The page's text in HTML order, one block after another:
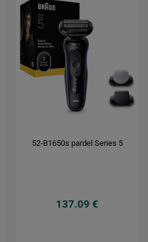
52-B1650s pardel Series 5
137.09 €